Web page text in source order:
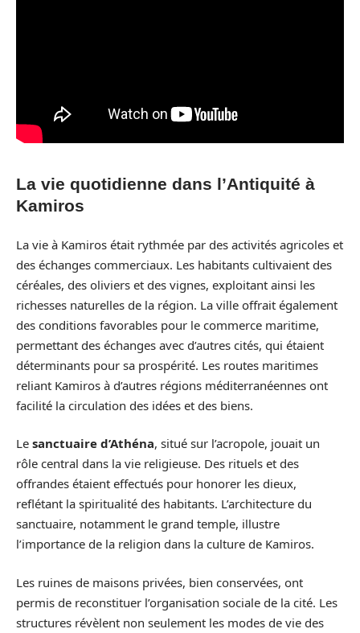
La vie quotidienne dans l’Antiquité à
Kamiros
La vie à Kamiros était rythmée par des activités agricoles et
des échanges commerciaux. Les habitants cultivaient des
céréales, des oliviers et des vignes, exploitant ainsi les
richesses naturelles de la région. La ville offrait également
des conditions favorables pour le commerce maritime,
permettant des échanges avec d’autres cités, qui étaient
déterminants pour sa prospérité. Les routes maritimes
reliant Kamiros à d’autres régions méditerranéennes ont
facilité la circulation des idées et des biens.
Le sanctuaire d’Athéna, situé sur l’acropole, jouait un
rôle central dans la vie religieuse. Des rituels et des
offrandes étaient effectués pour honorer les dieux,
reflétant la spiritualité des habitants. L’architecture du
sanctuaire, notamment le grand temple, illustre
l’importance de la religion dans la culture de Kamiros.
Les ruines de maisons privées, bien conservées, ont
permis de reconstituer l’organisation sociale de la cité. Les
structures révèlent non seulement les modes de vie des